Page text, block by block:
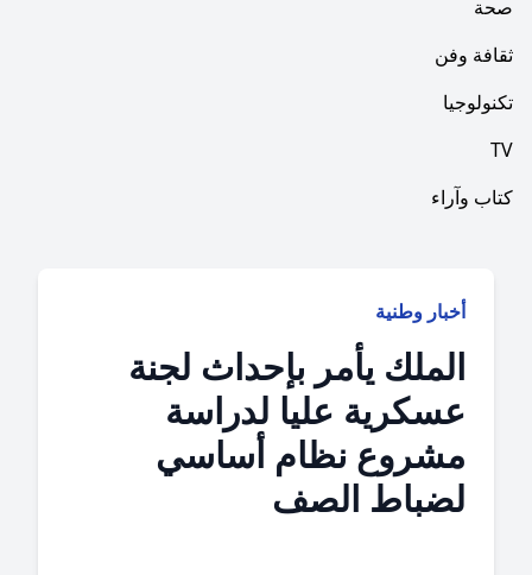
وطنية
يأمر بإحداث لجنة
عليا لدراسة
نظام أساسي
الصف